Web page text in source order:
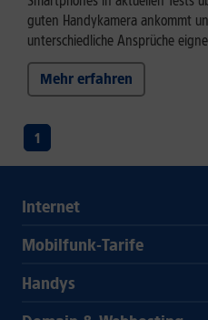
guten Handykamera ankommt
unterschiedliche Ansprüche
Mehr erfahren
1
Internet
Mobilfunk-Tarife
Handys